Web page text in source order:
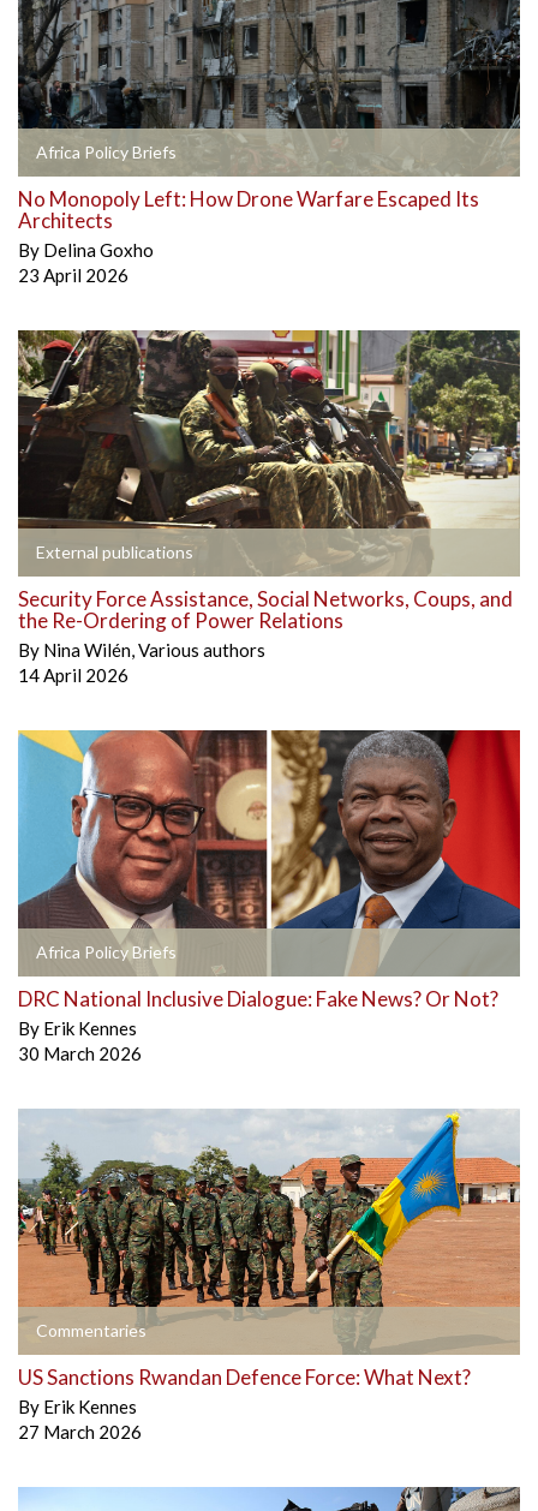
Africa Policy Briefs
No Monopoly Left: How Drone Warfare Escaped Its
Architects
By Delina Goxho
23 April 2026
External publications
Security Force Assistance, Social Networks, Coups, and
the Re-Ordering of Power Relations
By Nina Wilén,Various authors
14 April 2026
Africa Policy Briefs
DRC National Inclusive Dialogue: Fake News? Or Not?
By Erik Kennes
30 March 2026
Commentaries
US Sanctions Rwandan Defence Force: What Next?
By Erik Kennes
27 March 2026